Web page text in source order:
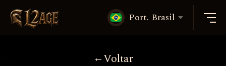
Port. Brasil
Voltar